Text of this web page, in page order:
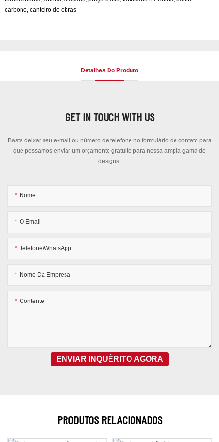
carbono, canteiro de obras
Detalhes Do Produto
GET IN TOUCH WITH US
Basta deixar seu e-mail ou número de telefone no formulário de contato para
que possamos enviar um orçamento gratuito para nossa ampla gama de
designs.
Nome
O Email
Telefone/WhatsApp
Nome Da Empresa
Contente
ENVIAR INQUÉRITO AGORA
PRODUTOS RELACIONADOS